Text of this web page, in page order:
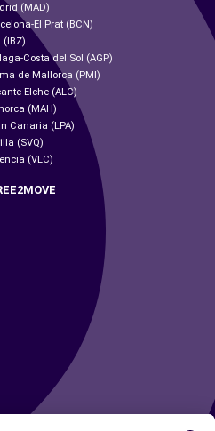
(MAD)
El Prat (BCN)
(IBZ)
Costa del Sol (AGP)
de Mallorca (PMI)
Elche (ALC)
(MAH)
Canaria (LPA)
(SVQ)
(VLC)